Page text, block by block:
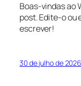
Boas-vindas ao
post. Edite-o ou
escrever!
30 de julho de 2026